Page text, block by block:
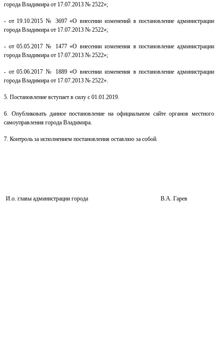
города Владимира от 17.07.2013 № 2522»;
- от 19.10.2015 № 3697 «О внесении изменений в постановление администрации
города Владимира от 17.07.2013 № 2522»;
- от 05.05.2017 № 1477 «О внесении изменения в постановление администрации
города Владимира от 17.07.2013 № 2522»;
- от 05.06.2017 № 1889 «О внесении изменения в постановление администрации
города Владимира от 17.07.2013 № 2522».
5. Постановление вступает в силу с 01.01.2019.
6. Опубликовать данное постановление на официальном сайте органов местного
самоуправления города Владимира.
7. Контроль за исполнением постановления оставляю за собой.
И.о. главы администрации города В.А. Гарев